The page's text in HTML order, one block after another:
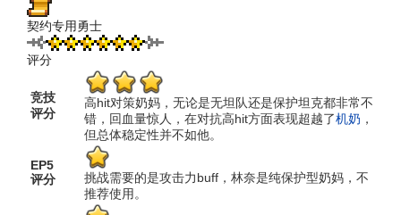
契约专用勇士
评分
竞技
评分
高hit对策奶妈，无论是无坦队还是保护坦克都非常不
错，回血量惊人，在对抗高hit方面表现超越了机奶 ，
但总体稳定性并不如他。
EP5
评分
挑战需要的是攻击力buff，林奈是纯保护型奶妈，不
推荐使用。